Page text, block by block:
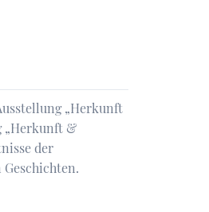
„Herkunft
„Herkunft &
der